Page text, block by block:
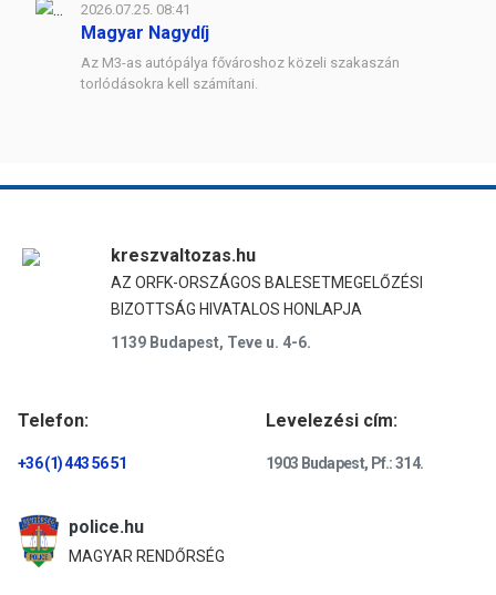
2026.07.25. 08:41
Magyar Nagydíj
Az M3-as autópálya fővároshoz közeli szakaszán
torlódásokra kell számítani.
kreszvaltozas.hu
AZ ORFK-ORSZÁGOS BALESETMEGELŐZÉSI
BIZOTTSÁG HIVATALOS HONLAPJA
1139 Budapest, Teve u. 4-6.
Telefon:
+36 (1) 443 56 51
Levelezési cím:
1903 Budapest, Pf.: 314.
police.hu
MAGYAR RENDŐRSÉG